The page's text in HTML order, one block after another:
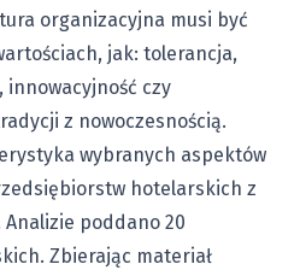
organizacyjna musi być
jak: tolerancja,
innowacyjność czy
z nowoczesnością.
wybranych aspektów
hotelarskich z
poddano 20
Zbierając materiał